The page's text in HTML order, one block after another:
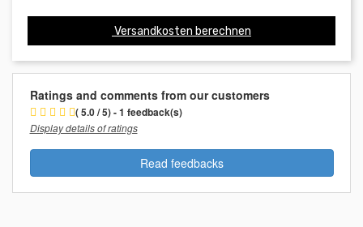
Versandkosten berechnen
Ratings and comments from our customers
( 5.0 / 5) - 1 feedback(s)
Display details of ratings
Read feedbacks